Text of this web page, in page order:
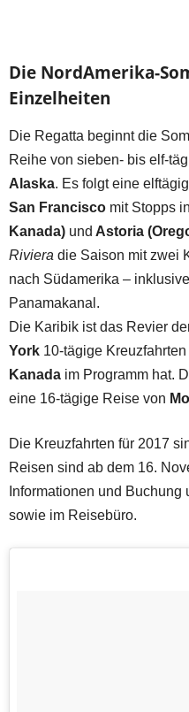
Die NordAmerika-
Einzelheiten
Die Regatta beginnt die
Reihe von sieben- bis elf-
Alaska. Es folgt eine
San Francisco mit Stopps in
Kanada) und Astoria
Riviera die Saison mit zwei
nach Südamerika –
Panamakanal.
Die Karibik ist das Revier
York 10-tägige Kreuzfahrten
Kanada im Programm hat.
eine 16-tägige Reise von
Die Kreuzfahrten für 2017
Reisen sind ab dem 16.
Informationen und Buchung
sowie im Reisebüro.